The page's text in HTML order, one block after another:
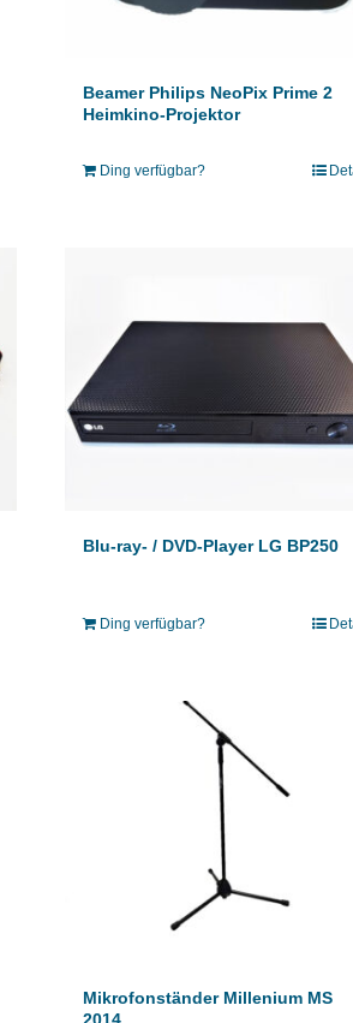
Beamer Philips NeoPix Prime 2
Heimkino-Projektor
Ding verfügbar?
Blu-ray- / DVD-Player LG BP250
Ding verfügbar?
Mikrofonständer Millenium MS